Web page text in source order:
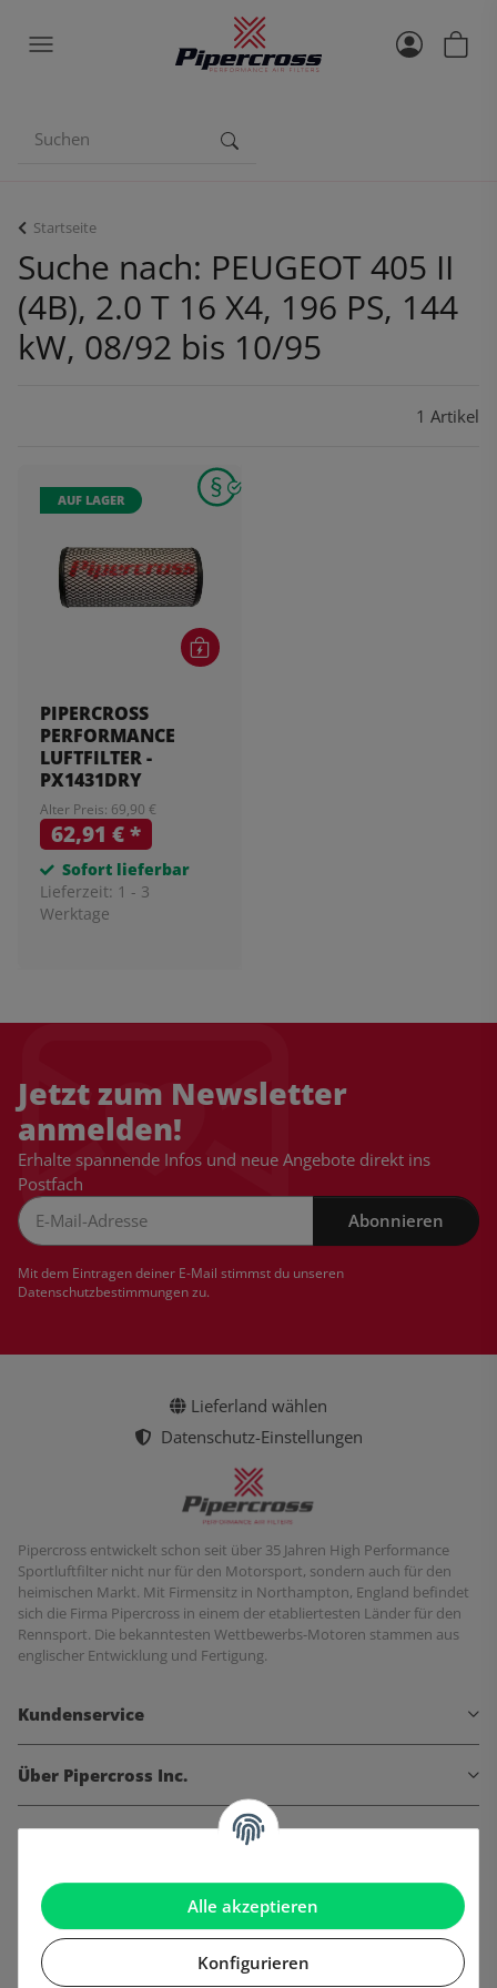
Alle akzeptieren
Konfigurieren
Startseite
Suche nach: PEUGEOT 405 II
(4B), 2.0 T 16 X4, 196 PS, 144
kW, 08/92 bis 10/95
1 Artikel
AUF LAGER
PIPERCROSS
PERFORMANCE
LUFTFILTER -
PX1431DRY
Alter Preis: 69,90 €
62,91 €*
Sofort lieferbar
Lieferzeit: 1 - 3
Werktage
Jetzt zum Newsletter
anmelden!
Erhalte spannende Infos und neue Angebote direkt ins
Postfach
Abonnieren
Mit dem Eintragen deiner E-Mail stimmst du unseren
Datenschutzbestimmungenzu.
Lieferland wählen
Datenschutz-Einstellungen
Pipercross entwickelt schon seit über 35 Jahren High Performance
Sportluftfilter nicht nur für den Motorsport, sondern auch für den
heimischen Markt. Mit Firmensitz in Northampton, England befindet
sich die Firma Pipercross in einem der etabliertesten Länder für den
Rennsport. Die bekanntesten Wettbewerbs-Motoren stammen aus
englischer Entwicklung und Fertigung.
Kundenservice
Über Pipercross Inc.
Informationen
Gesetzliche Informationen